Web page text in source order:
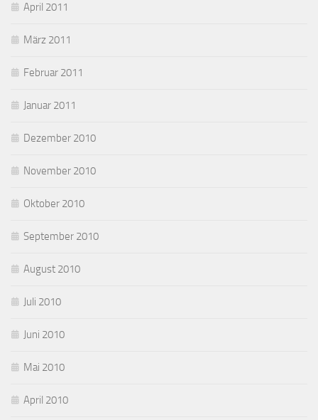
April 2011
März 2011
Februar 2011
Januar 2011
Dezember 2010
November 2010
Oktober 2010
September 2010
August 2010
Juli 2010
Juni 2010
Mai 2010
April 2010